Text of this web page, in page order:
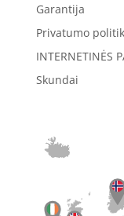
Garantija
Privatumo
INTERNETINĖS
Skundai